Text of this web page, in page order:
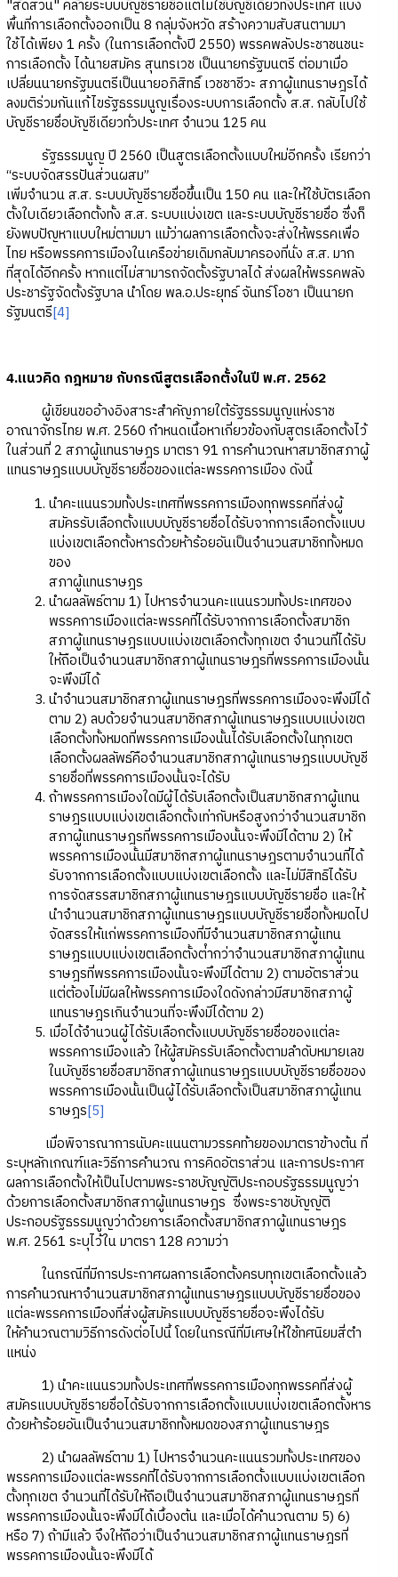
"สัดส่วน" คล้ายระบบบัญชีรายชื่อแต่ไม่ใช้บัญชีเดียวทั้งประเทศ แบ่ง
พื้นที่การเลือกตั้งออกเป็น 8 กลุ่มจังหวัด สร้างความสับสนตามมา
ใช้ได้เพียง 1 ครั้ง (ในการเลือกตั้งปี 2550) พรรคพลังประชาชนชนะ
การเลือกตั้ง ได้นายสมัคร สุนทรเวช เป็นนายกรัฐมนตรี ต่อมาเมื่อ
เปลี่ยนนายกรัฐมนตรีเป็นนายอภิสิทธิ์ เวชชาชีวะ สภาผู้แทนราษฎรได้
ลงมติร่วมกันแก้ไขรัฐธรรมนูญเรื่องระบบการเลือกตั้ง ส.ส. กลับไปใช้
บัญชีรายชื่อบัญชีเดียวทั่วประเทศ จำนวน 125 คน
รัฐธรรมนูญ ปี 2560 เป็นสูตรเลือกตั้งแบบใหม่อีกครั้ง เรียกว่า
“ระบบจัดสรรปันส่วนผสม”
เพิ่มจำนวน ส.ส. ระบบบัญชีรายชื่อขึ้นเป็น 150 คน และให้ใช้บัตรเลือก
ตั้งใบเดียวเลือกตั้งทั้ง ส.ส. ระบบแบ่งเขต และระบบบัญชีรายชื่อ ซึ่งก็
ยังพบปัญหาแบบใหม่ตามมา แม้ว่าผลการเลือกตั้งจะส่งให้พรรคเพื่อ
ไทย หรือพรรคการเมืองในเครือข่ายเดิมกลับมาครองที่นั่ง ส.ส. มาก
ที่สุดได้อีกครั้ง หากแต่ไม่สามารถจัดตั้งรัฐบาลได้ ส่งผลให้พรรคพลัง
ประชารัฐจัดตั้งรัฐบาล นำโดย พล.อ.ประยุทธ์ จันทร์โอชา เป็นนายก
รัฐมนตรี[4]
4.แนวคิด กฎหมาย กับกรณีสูตรเลือกตั้งในปี พ.ศ. 2562
ผู้เขียนขออ้างอิงสาระสำคัญภายใต้รัฐธรรมนูญแห่งราช
อาณาจักรไทย พ.ศ. 2560 กำหนดเนื้อหาเกี่ยวข้องกับสูตรเลือกตั้งไว้
ในส่วนที่ 2 สภาผู้แทนราษฎร มาตรา 91 การคํานวณหาสมาชิกสภาผู้
แทนราษฎรแบบบัญชีรายชื่อของแต่ละพรรคการเมือง ดังนี้
นําคะแนนรวมทั้งประเทศที่พรรคการเมืองทุกพรรคที่ส่งผู้
สมัครรับเลือกตั้งแบบบัญชีรายชื่อได้รับจากการเลือกตั้งแบบ
แบ่งเขตเลือกตั้งหารด้วยห้าร้อยอันเป็นจํานวนสมาชิกทั้งหมด
ของ
สภาผู้แทนราษฎร
นําผลลัพธ์ตาม 1) ไปหารจํานวนคะแนนรวมทั้งประเทศของ
พรรคการเมืองแต่ละพรรคที่ได้รับจากการเลือกตั้งสมาชิก
สภาผู้แทนราษฎรแบบแบ่งเขตเลือกตั้งทุกเขต จํานวนที่ได้รับ
ให้ถือเป็นจํานวนสมาชิกสภาผู้แทนราษฎรที่พรรคการเมืองนั้น
จะพึงมีได้
นําจํานวนสมาชิกสภาผู้แทนราษฎรที่พรรคการเมืองจะพึงมีได้
ตาม 2) ลบด้วยจํานวนสมาชิกสภาผู้แทนราษฎรแบบแบ่งเขต
เลือกตั้งทั้งหมดที่พรรคการเมืองนั้นได้รับเลือกตั้งในทุกเขต
เลือกตั้งผลลัพธ์คือจํานวนสมาชิกสภาผู้แทนราษฎรแบบบัญชี
รายชื่อที่พรรคการเมืองนั้นจะได้รับ
ถ้าพรรคการเมืองใดมีผู้ได้รับเลือกตั้งเป็นสมาชิกสภาผู้แทน
ราษฎรแบบแบ่งเขตเลือกตั้งเท่ากับหรือสูงกว่าจํานวนสมาชิก
สภาผู้แทนราษฎรที่พรรคการเมืองนั้นจะพึงมีได้ตาม 2) ให้
พรรคการเมืองนั้นมีสมาชิกสภาผู้แทนราษฎรตามจํานวนที่ได้
รับจากการเลือกตั้งแบบแบ่งเขตเลือกตั้ง และไม่มีสิทธิได้รับ
การจัดสรรสมาชิกสภาผู้แทนราษฎรแบบบัญชีรายชื่อ และให้
นําจํานวนสมาชิกสภาผู้แทนราษฎรแบบบัญชีรายชื่อทั้งหมดไป
จัดสรรให้แก่พรรคการเมืองที่มีจํานวนสมาชิกสภาผู้แทน
ราษฎรแบบแบ่งเขตเลือกตั้งต่ํากว่าจํานวนสมาชิกสภาผู้แทน
ราษฎรที่พรรคการเมืองนั้นจะพึงมีได้ตาม 2) ตามอัตราส่วน
แต่ต้องไม่มีผลให้พรรคการเมืองใดดังกล่าวมีสมาชิกสภาผู้
แทนราษฎรเกินจํานวนที่จะพึงมีได้ตาม 2)
เมื่อได้จํานวนผู้ได้รับเลือกตั้งแบบบัญชีรายชื่อของแต่ละ
พรรคการเมืองแล้ว ให้ผู้สมัครรับเลือกตั้งตามลําดับหมายเลข
ในบัญชีรายชื่อสมาชิกสภาผู้แทนราษฎรแบบบัญชีรายชื่อของ
พรรคการเมืองนั้นเป็นผู้ได้รับเลือกตั้งเป็นสมาชิกสภาผู้แทน
ราษฎร[5]
เมื่อพิจารณาการนับคะแนนตามวรรคท้ายของมาตราข้างต้น ที่
ระบุหลักเกณฑ์และวิธีการคํานวณ การคิดอัตราส่วน และการประกาศ
ผลการเลือกตั้งให้เป็นไปตามพระราชบัญญัติประกอบรัฐธรรมนูญว่า
ด้วยการเลือกตั้งสมาชิกสภาผู้แทนราษฎร ซึ่งพระราชบัญญัติ
ประกอบรัฐธรรมนูญว่าด้วยการเลือกตั้งสมาชิกสภาผู้แทนราษฎร
พ.ศ. 2561 ระบุไว้ใน มาตรา 128 ความว่า
ในกรณีที่มีการประกาศผลการเลือกตั้งครบทุกเขตเลือกตั้งแล้ว
การคํานวณหาจํานวนสมาชิกสภาผู้แทนราษฎรแบบบัญชีรายชื่อของ
แต่ละพรรคการเมืองที่ส่งผู้สมัครแบบบัญชีรายชื่อจะพึงได้รับ
ให้คํานวณตามวิธีการดังต่อไปนี้ โดยในกรณีที่มีเศษให้ใช้ทศนิยมสี่ตํา
แหน่ง
1) นําคะแนนรวมทั้งประเทศที่พรรคการเมืองทุกพรรคที่ส่งผู้
สมัครแบบบัญชีรายชื่อได้รับจากการเลือกตั้งแบบแบ่งเขตเลือกตั้งหาร
ด้วยห้าร้อยอันเป็นจํานวนสมาชิกทั้งหมดของสภาผู้แทนราษฎร
2) นําผลลัพธ์ตาม 1) ไปหารจํานวนคะแนนรวมทั้งประเทศของ
พรรคการเมืองแต่ละพรรคที่ได้รับจากการเลือกตั้งแบบแบ่งเขตเลือก
ตั้งทุกเขต จํานวนที่ได้รับให้ถือเป็นจํานวนสมาชิกสภาผู้แทนราษฎรที่
พรรคการเมืองนั้นจะพึงมีได้เบื้องต้น และเมื่อได้คํานวณตาม 5) 6)
หรือ 7) ถ้ามีแล้ว จึงให้ถือว่าเป็นจํานวนสมาชิกสภาผู้แทนราษฎรที่
พรรคการเมืองนั้นจะพึงมีได้